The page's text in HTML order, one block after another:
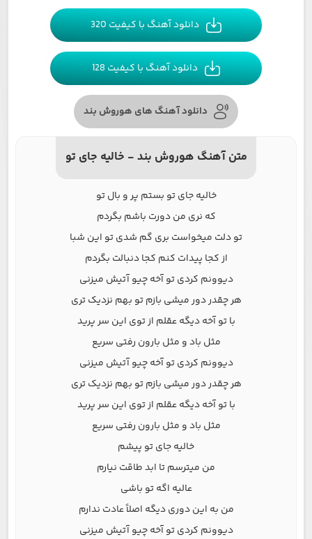
دانلود آهنگ با کیفیت 320
دانلود آهنگ با کیفیت 128
دانلود آهنگ های هوروش بند
متن آهنگ هوروش بند - خالیه جای تو
خالیه جای تو بستم پر و بال تو
که نری من دورت باشم بگردم
تو دلت میخواست بری گم شدی تو این شبا
از کجا پیدات کنم کجا دنبالت بگردم
دیوونم کردی تو آخه چیو آتیش میزنی
هر چقدر دور میشی بازم تو بهم نزدیک تری
با تو آخه دیگه عقلم از توی این سر پرید
مثل باد و مثل بارون رفتی سریع
دیوونم کردی تو آخه چیو آتیش میزنی
هر چقدر دور میشی بازم تو بهم نزدیک تری
با تو آخه دیگه عقلم از توی این سر پرید
مثل باد و مثل بارون رفتی سریع
خالیه جای تو پیشم
من میترسم تا ابد طاقت نیارم
عالیه اگه تو باشی
من به این دوری دیگه اصلاً عادت ندارم
دیوونم کردی تو آخه چیو آتیش میزنی